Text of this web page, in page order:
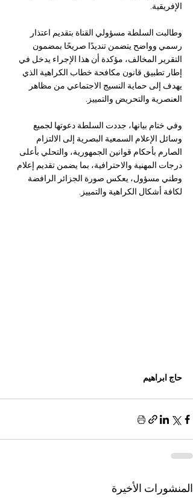
الإفريقية.
وطالبت السلطة مسؤولي القناة بتقديم اعتذار
رسمي وواضح يتضمن تنديدًا صريحًا بمضمون
التقرير المخالف، مؤكدة أن هذا الإجراء يدخل في
إطار تطبيق قانون مكافحة خطاب الكراهية الذي
يهدف إلى حماية النسيج الاجتماعي من مظاهر
العنصرية والتحريض والتمييز.
وفي ختام بيانها، جددت السلطة دعوتها لجميع
وسائل الإعلام السمعية البصرية إلى الالتزام
الصارم بأحكام قوانين الجمهورية، والتحلي بأعلى
درجات المهنية والاحترافية، بما يضمن تقديم إعلام
وطني مسؤول، يعكس صورة الجزائر الرافضة
لكافة أشكال الكراهية والتمييز.
حاج ابراهيم
المنشورات الأخيرة